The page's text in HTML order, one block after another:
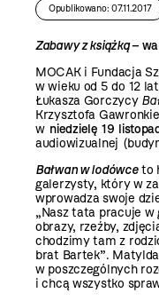
Opublikowano: 07.11.2017
Zabawy z książką–
MOCAK i Fundacja
w wieku od 5 do 12
Łukasza Gorczycy
Krzysztofa
w niedzielę 19
audiowizualnej
Bałwan w lodówceto
galerzysty, który w
wprowadza swoje
„Nasz tata pracuje
obrazy, rzeźby,
chodzimy tam z
brat Bartek”.
w poszczególnych
i chcą wszystko